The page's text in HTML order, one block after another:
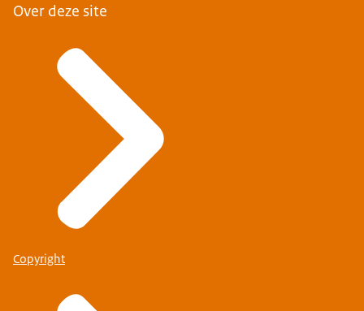
Over deze site
Copyright